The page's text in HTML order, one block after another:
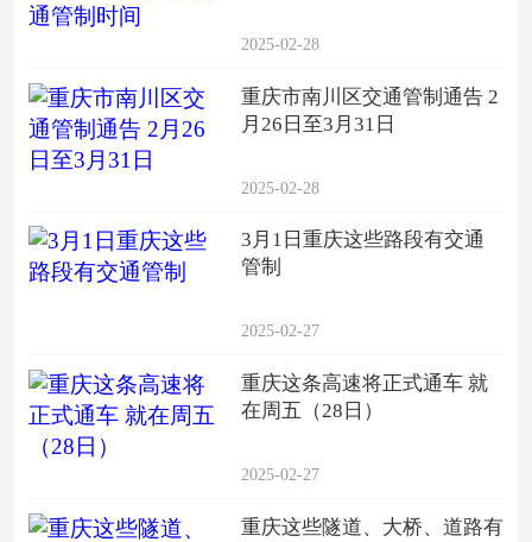
2025-02-28
重庆市南川区交通管制通告 2
月26日至3月31日
2025-02-28
3月1日重庆这些路段有交通
管制
2025-02-27
重庆这条高速将正式通车 就
在周五（28日）
2025-02-27
重庆这些隧道、大桥、道路有